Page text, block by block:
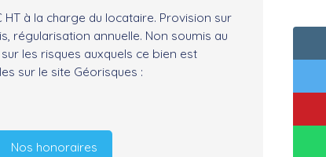
à la charge du locataire. Provision sur
régularisation annuelle. Non soumis au
les risques auxquels ce bien est
sur le site Géorisques :
Nos honoraires